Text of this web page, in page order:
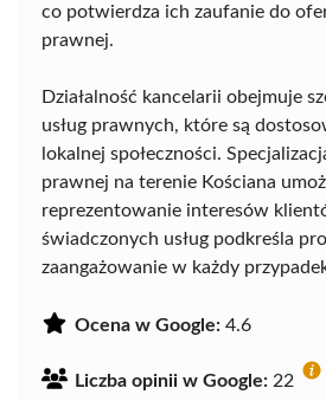
co potwierdza ich zaufanie do
prawnej.
Działalność kancelarii obejmuje
usług prawnych, które są
lokalnej społeczności.
prawnej na terenie Kościana
reprezentowanie interesów
świadczonych usług podkreśla
zaangażowanie w każdy
Ocena w Google: 4.6
Liczba opinii w Google: 22